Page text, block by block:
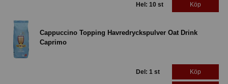
Hel: 10 st Köp
Cappuccino Topping Havredryckspulver Oat Drink
Caprimo
Del: 1 st Köp